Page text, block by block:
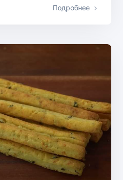
Подробнее